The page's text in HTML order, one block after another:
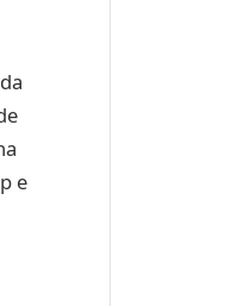
e